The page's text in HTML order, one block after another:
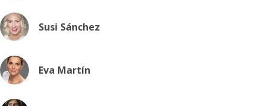
Susi Sánchez
Eva Martín